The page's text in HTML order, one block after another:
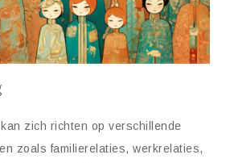
zich richten op verschillende
zoals familierelaties, werkrelaties,